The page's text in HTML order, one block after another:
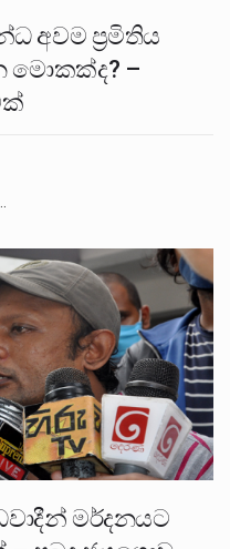
අවම ප්‍රමිතිය
මොකක්ද? –
මර්දනයට